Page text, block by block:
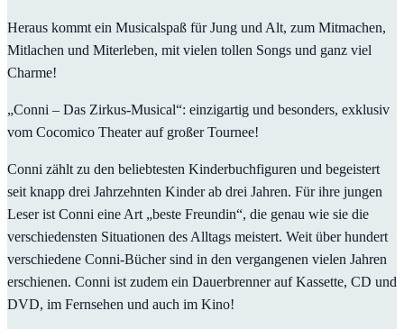
Heraus kommt ein Musicalspaß für Jung und Alt, zum Mitmachen,
Mitlachen und Miterleben, mit vielen tollen Songs und ganz viel
Charme!
„Conni – Das Zirkus-Musical“: einzigartig und besonders, exklusiv
vom Cocomico Theater auf großer Tournee!
Conni zählt zu den beliebtesten Kinderbuchfiguren und begeistert
seit knapp drei Jahrzehnten Kinder ab drei Jahren. Für ihre jungen
Leser ist Conni eine Art „beste Freundin“, die genau wie sie die
verschiedensten Situationen des Alltags meistert. Weit über hundert
verschiedene Conni-Bücher sind in den vergangenen vielen Jahren
erschienen. Conni ist zudem ein Dauerbrenner auf Kassette, CD und
DVD, im Fernsehen und auch im Kino!